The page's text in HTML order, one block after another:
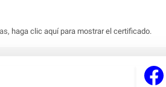
haga clic aquí para mostrar el certificado.